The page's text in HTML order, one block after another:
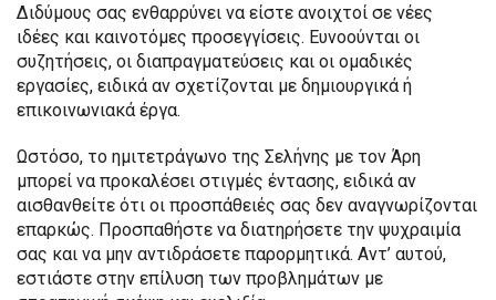
Διδύμους σας ενθαρρύνει να είστε ανοιχτοί σε νέες
ιδέες και καινοτόμες προσεγγίσεις. Ευνοούνται οι
συζητήσεις, οι διαπραγματεύσεις και οι ομαδικές
εργασίες, ειδικά αν σχετίζονται με δημιουργικά ή
επικοινωνιακά έργα.
Ωστόσο, το ημιτετράγωνο της Σελήνης με τον Άρη
μπορεί να προκαλέσει στιγμές έντασης, ειδικά αν
αισθανθείτε ότι οι προσπάθειές σας δεν αναγνωρίζονται
επαρκώς. Προσπαθήστε να διατηρήσετε την ψυχραιμία
σας και να μην αντιδράσετε παρορμητικά. Αντ’ αυτού,
εστιάστε στην επίλυση των προβλημάτων με